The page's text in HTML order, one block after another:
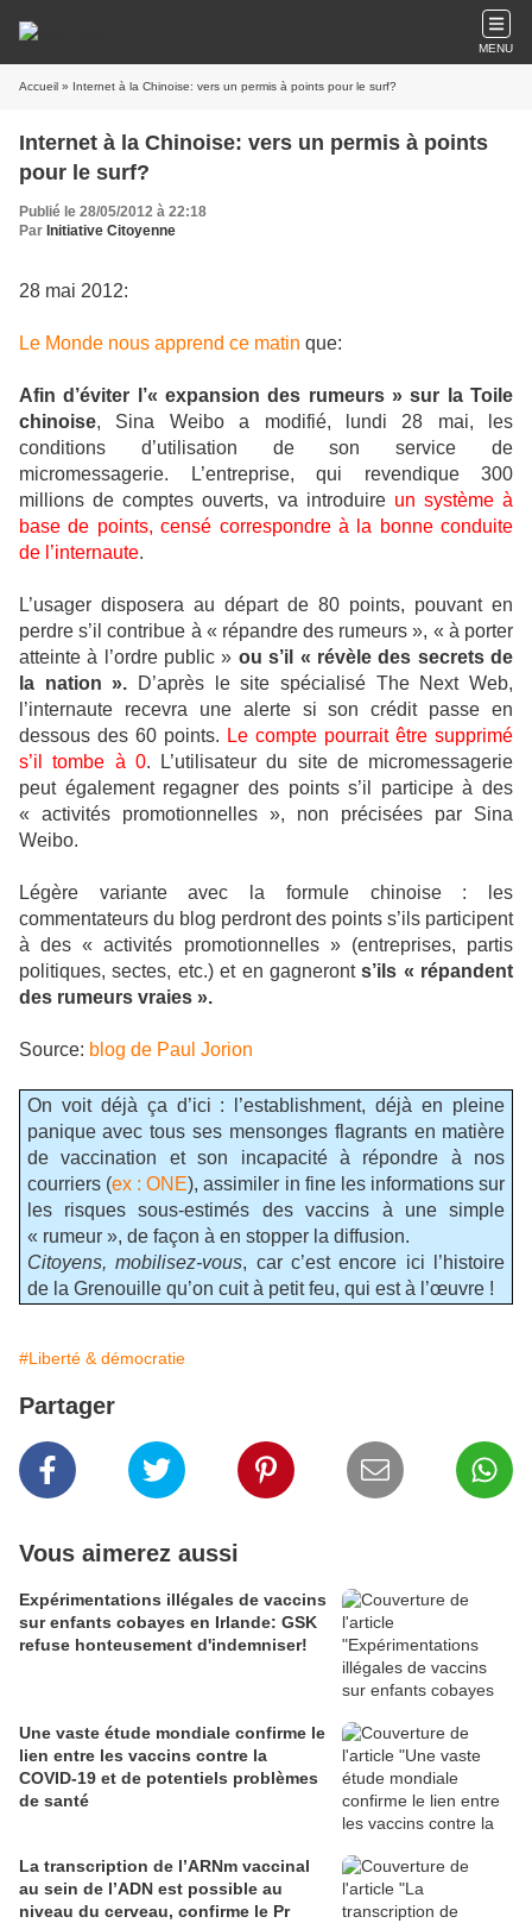
MENU
Accueil » Internet à la Chinoise: vers un permis à points pour le surf?
Internet à la Chinoise: vers un permis à points
pour le surf?
Publié le 28/05/2012 à 22:18
Par Initiative Citoyenne
28 mai 2012:
Le Monde nous apprend ce matin que:
Afin d’éviter l’« expansion des rumeurs » sur la Toile
chinoise, Sina Weibo a modifié, lundi 28 mai, les
conditions d’utilisation de son service de
micromessagerie. L’entreprise, qui revendique 300
millions de comptes ouverts, va introduire un système à
base de points, censé correspondre à la bonne conduite
de l’internaute.
L’usager disposera au départ de 80 points, pouvant en
perdre s’il contribue à « répandre des rumeurs », « à porter
atteinte à l’ordre public » ou s’il « révèle des secrets de
la nation ». D’après le site spécialisé The Next Web,
l’internaute recevra une alerte si son crédit passe en
dessous des 60 points. Le compte pourrait être supprimé
s’il tombe à 0. L’utilisateur du site de micromessagerie
peut également regagner des points s’il participe à des
« activités promotionnelles », non précisées par Sina
Weibo.
Légère variante avec la formule chinoise : les
commentateurs du blog perdront des points s’ils participent
à des « activités promotionnelles » (entreprises, partis
politiques, sectes, etc.) et en gagneronts’ils « répandent
des rumeurs vraies ».
Source: blog de Paul Jorion
On voit déjà ça d’ici : l’establishment, déjà en pleine
panique avec tous ses mensonges flagrants en matière
de vaccination et son incapacité à répondre à nos
courriers (ex : ONE), assimiler in fine les informations sur
les risques sous-estimés des vaccins à une simple
« rumeur », de façon à en stopper la diffusion.
Citoyens, mobilisez-vous, car c’est encore ici l’histoire
de la Grenouille qu’on cuit à petit feu, qui est à l’œuvre !
#Liberté & démocratie
Partager
Vous aimerez aussi
Expérimentations illégales de vaccins
sur enfants cobayes en Irlande: GSK
refuse honteusement d'indemniser!
Une vaste étude mondiale confirme le
lien entre les vaccins contre la
COVID-19 et de potentiels problèmes
de santé
La transcription de l’ARNm vaccinal
au sein de l’ADN est possible au
niveau du cerveau, confirme le Pr